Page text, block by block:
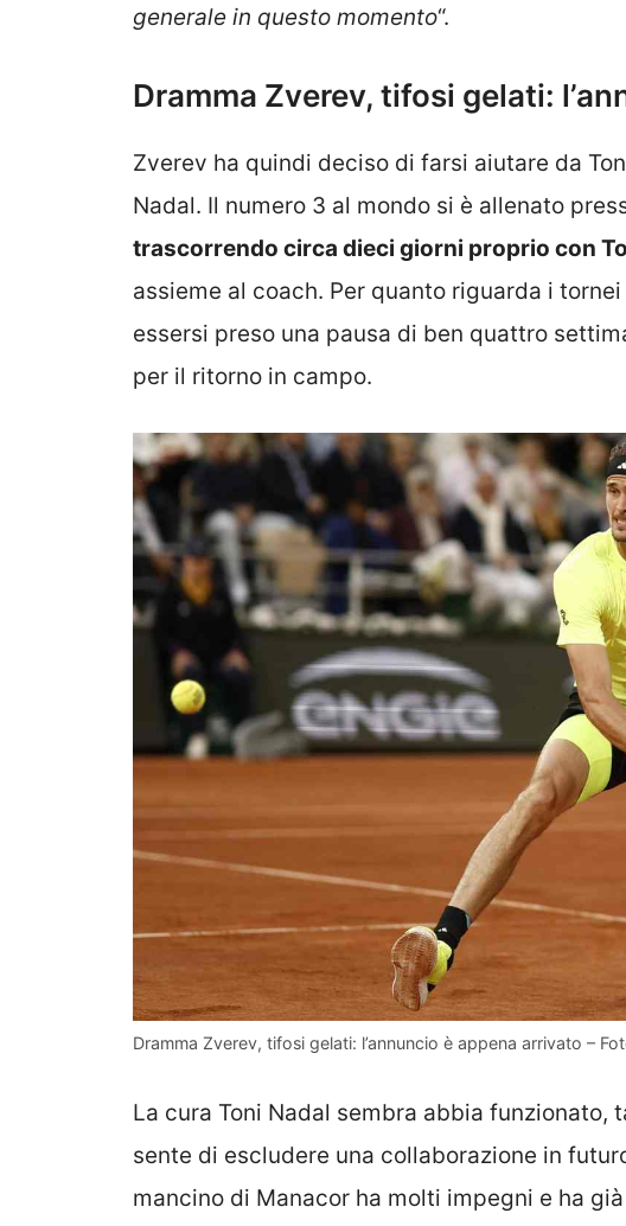
generale in questo momento“.
Dramma Zverev, tifosi gelati:
Zverev ha quindi deciso di farsi aiutare da
Nadal. Il numero 3 al mondo si è allenato
trascorrendo circa dieci giorni proprio con
assieme al coach. Per quanto riguarda i
essersi preso una pausa di ben quattro
per il ritorno in campo.
Dramma Zverev, tifosi gelati: l’annuncio è appena arrivato –
La cura Toni Nadal sembra abbia funzionato,
sente di escludere una collaborazione in
mancino di Manacor ha molti impegni e ha